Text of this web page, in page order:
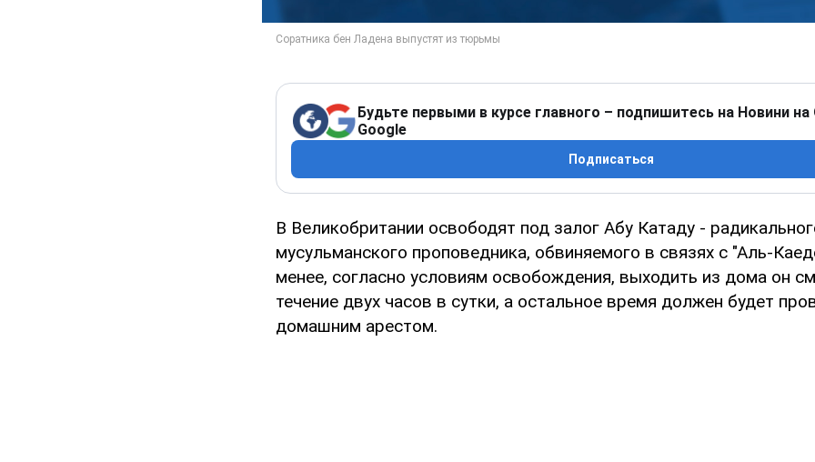
Будьте первыми в курсе главного – подпишитесь на Новини на
Google
Подписаться
В Великобритании освободят под залог Абу Катаду -
мусульманского проповедника, обвиняемого в связях с "Аль-
менее, согласно условиям освобождения, выходить из дома он
течение двух часов в сутки, а остальное время должен будет
домашним арестом.